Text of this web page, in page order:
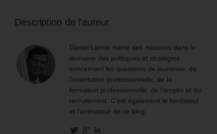
Description de l'auteur
Daniel Lamar mène des missions dans le
domaine des politiques et stratégies
concernant les questions de jeunesse, de
l’orientation professionnelle, de la
formation professionnelle, de l’emploi et du
recrutement. C'est également le fondateur
et l'animateur de ce blog.